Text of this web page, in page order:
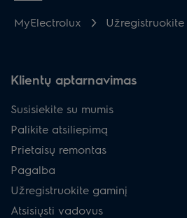
MyElectrolux
Klientų aptarnavimas
Susisiekite su mumis
Palikite atsiliepimą
Prietaisų remontas
Pagalba
Užregistruokite gaminį
Atsisiųsti vadovus